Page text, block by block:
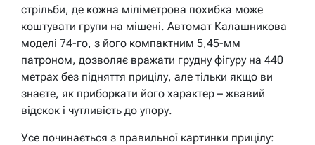
стрільби, де кожна міліметрова похибка може
коштувати групи на мішені. Автомат Калашникова
моделі 74-го, з його компактним 5,45-мм
патроном, дозволяє вражати грудну фігуру на 440
метрах без підняття прицілу, але тільки якщо ви
знаєте, як приборкати його характер – жвавий
відскок і чутливість до упору.
Усе починається з правильної картинки прицілу: